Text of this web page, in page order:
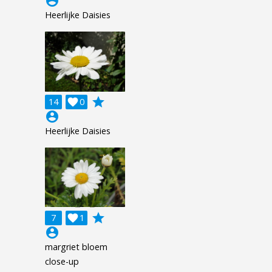
Heerlijke Daisies
14 0

grade
account_circle
Heerlijke Daisies
7 1

grade
account_circle
margriet bloem
close-up